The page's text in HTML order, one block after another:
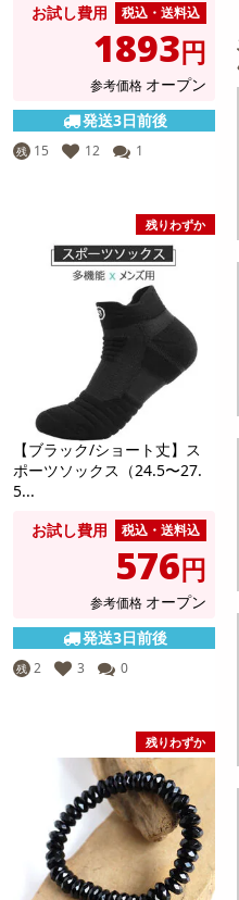
お試し費用
税込・送料込
1893円
参考価格 オープン
発送3日前後
残 15 12 1
残りわずか
【ブラック/ショート丈】ス
ポーツソックス（24.5〜27.
5...
お試し費用
税込・送料込
576円
参考価格 オープン
発送3日前後
残 2 3 0
残りわずか